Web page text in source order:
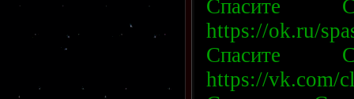
https://ok.ru/
https://vk.com/